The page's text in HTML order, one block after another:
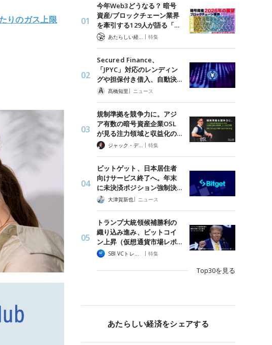
りのガス上限
今年Web3どうなる？ 暗号
資産/ブロックチェーン業界
を牽引する129人が語る「…
| 特集
Secured Finance、
「JPYC」対応のレンディン
グや担保付き借入、自動決…
髙橋知里 | ニュース
規制準拠を競争力に。アジ
ア有数の暗号資産企業OSL
が見る注力領域と収益化の…
ジャック・デロン（Jack Derong） | 特集
ビットゲット、日本居住者
向けサービス終了へ。年末
に未決済ポジション強制決…
大津賀新也| ニュース
トランプ大統領候補勝利の
織り込み進み、ビットコイ
ン上昇（仮想通貨市場レポ…
| 特集
Top30を見る
あたらしい経済をシェアする